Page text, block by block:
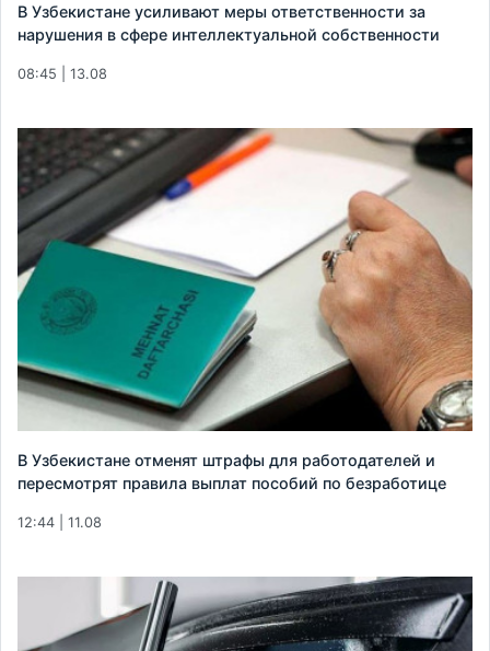
В Узбекистане усиливают меры ответственности за
нарушения в сфере интеллектуальной собственности
08:45 | 13.08
В Узбекистане отменят штрафы для работодателей и
пересмотрят правила выплат пособий по безработице
12:44 | 11.08